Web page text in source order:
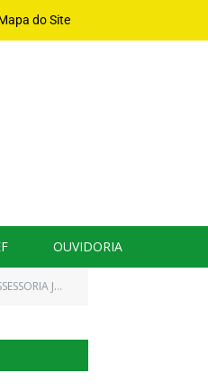
do Site
OUVIDORIA
OU DEFESA)